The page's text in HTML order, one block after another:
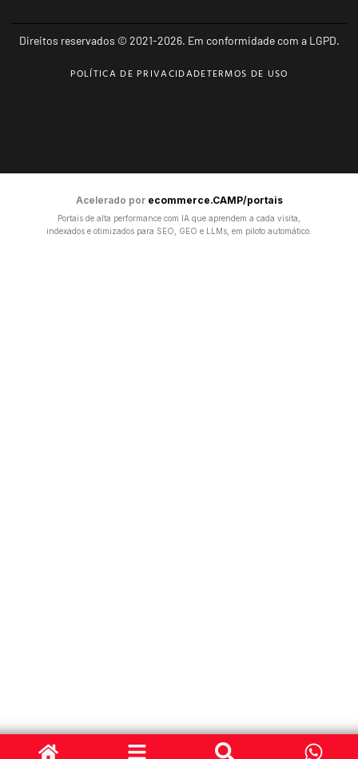
Direitos reservados © 2021-2026. Em conformidade com a LGPD.
POLÍTICA DE PRIVACIDADETERMOS DE USO
Acelerado por ecommerce.CAMP/portais
Portais de alta performance com IA que aprendem a cada visita,
indexados e otimizados para SEO, GEO e LLMs, em piloto automático.